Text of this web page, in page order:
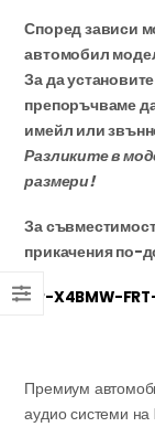
Според зависи
автомобил
За да
препоръчваме
имейл или
Разликите в
размери!
За
прикачения по-
UP-X4BMW-
Премиум
аудио системи на